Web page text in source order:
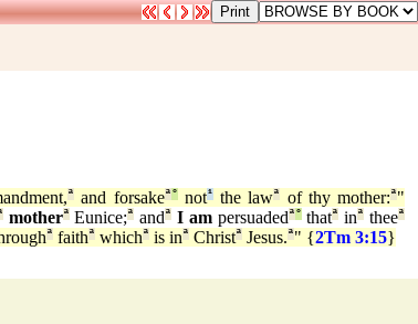
ª and forsakeª°not¹the lawª of thy mother:ª"
motherªEunice;ª andª I ampersuadedª°thatª inª theeª
ª faithª whichª is inª Christª Jesus.ª" {2Tm 3:15}